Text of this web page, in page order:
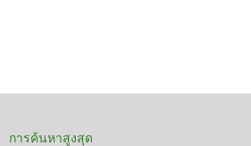
การค้นหาสูงสุด